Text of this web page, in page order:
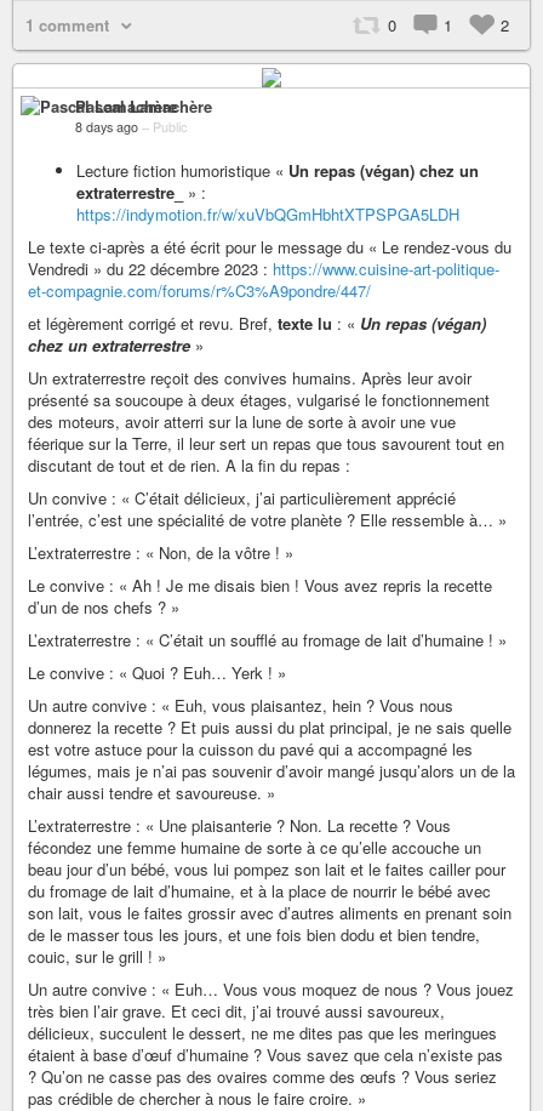
1 comment 0 1 2
Pascal Lamachère
8 days ago – Public
Lecture fiction humoristique « Un repas (végan) chez un
extraterrestre_
» :
https://indymotion.fr/w/xuVbQGmHbhtXTPSPGA5LDH
Le texte ci-après a été écrit pour le message du « Le rendez-vous du
Vendredi » du 22 décembre 2023 : https://www.cuisine-art-politique-
et-compagnie.com/forums/r%C3%A9pondre/447/
et légèrement corrigé et revu. Bref, texte lu : « Un repas (végan)
chez un extraterrestre »
Un extraterrestre reçoit des convives humains. Après leur avoir
présenté sa soucoupe à deux étages, vulgarisé le fonctionnement
des moteurs, avoir atterri sur la lune de sorte à avoir une vue
féerique sur la Terre, il leur sert un repas que tous savourent tout en
discutant de tout et de rien. A la fin du repas :
Un convive : « C’était délicieux, j’ai particulièrement apprécié
l’entrée, c’est une spécialité de votre planète ? Elle ressemble à… »
L’extraterrestre : « Non, de la vôtre ! »
Le convive : « Ah ! Je me disais bien ! Vous avez repris la recette
d’un de nos chefs ? »
L’extraterrestre : « C’était un soufflé au fromage de lait d’humaine ! »
Le convive : « Quoi ? Euh… Yerk ! »
Un autre convive : « Euh, vous plaisantez, hein ? Vous nous
donnerez la recette ? Et puis aussi du plat principal, je ne sais quelle
est votre astuce pour la cuisson du pavé qui a accompagné les
légumes, mais je n’ai pas souvenir d’avoir mangé jusqu’alors un de la
chair aussi tendre et savoureuse. »
L’extraterrestre : « Une plaisanterie ? Non. La recette ? Vous
fécondez une femme humaine de sorte à ce qu’elle accouche un
beau jour d’un bébé, vous lui pompez son lait et le faites cailler pour
du fromage de lait d’humaine, et à la place de nourrir le bébé avec
son lait, vous le faites grossir avec d’autres aliments en prenant soin
de le masser tous les jours, et une fois bien dodu et bien tendre,
couic, sur le grill ! »
Un autre convive : « Euh… Vous vous moquez de nous ? Vous jouez
très bien l’air grave. Et ceci dit, j’ai trouvé aussi savoureux,
délicieux, succulent le dessert, ne me dites pas que les meringues
étaient à base d’œuf d’humaine ? Vous savez que cela n’existe pas
? Qu’on ne casse pas des ovaires comme des œufs ? Vous seriez
pas crédible de chercher à nous le faire croire. »